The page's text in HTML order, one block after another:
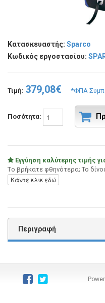
Κατασκευαστής: Sparco
Κωδικός εργοστασίου:
Τιμή: 379,08€ *ΦΠΑ
Ποσότητα:
Εγγύηση καλύτερης τιμής
Tο βρήκατε φθηνότερα; Το
Κάντε κλικ εδώ
Περιγραφή